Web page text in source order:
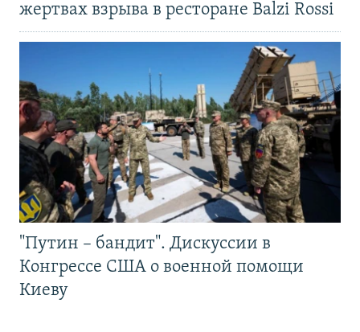
жертвах взрыва в ресторане Balzi Rossi
"Путин – бандит". Дискуссии в
Конгрессе США о военной помощи
Киеву